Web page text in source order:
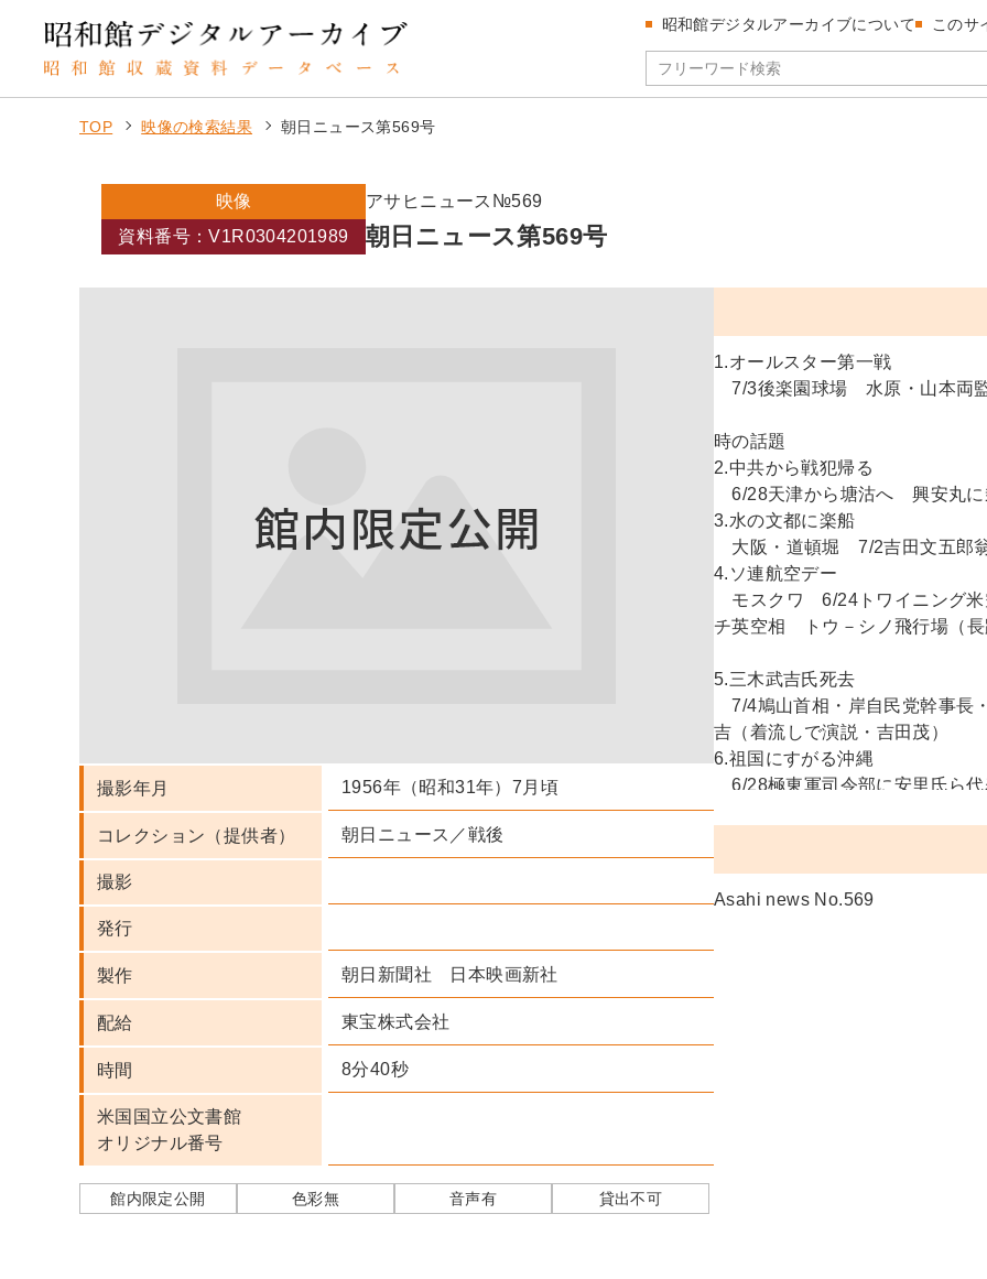
昭和館デジタルアーカイブについて このサ
TOP 映像の検索結果 朝日ニュース第569号
映像
アサヒニュース№569
資料番号：V1R0304201989
朝日ニュース第569号
撮影年月 1956年（昭和31年）7月頃
コレクション（提供者） 朝日ニュース／戦後
撮影
発行
製作 朝日新聞社 日本映画新社
配給 東宝株式会社
時間 8分40秒
米国国立公文書館
オリジナル番号
館内限定公開 色彩無 音声有 貸出不可
1.オールスター第一戦
7/3後楽園球場 水原・山本両
時の話題
2.中共から戦犯帰る
6/28天津から塘沽へ 興安丸
3.水の文都に楽船
大阪・道頓堀 7/2吉田文五郎
4.ソ連航空デー
モスクワ 6/24トワイニング米
チ英空相 トウ－シノ飛行場（長
5.三木武吉氏死去
7/4鳩山首相・岸自民党幹事長
吉（着流しで演説・吉田茂）
6.祖国にすがる沖縄
6/28極東軍司令部に安里氏ら
Asahi news No.569